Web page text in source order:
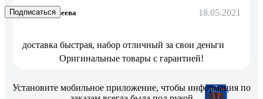
Нина Матвеева 18.05.2021
доставка быстрая, набор отличный за свои деньги
Подписаться
Оригинальные товары с гарантией!
Установите мобильное приложение, чтобы информация по